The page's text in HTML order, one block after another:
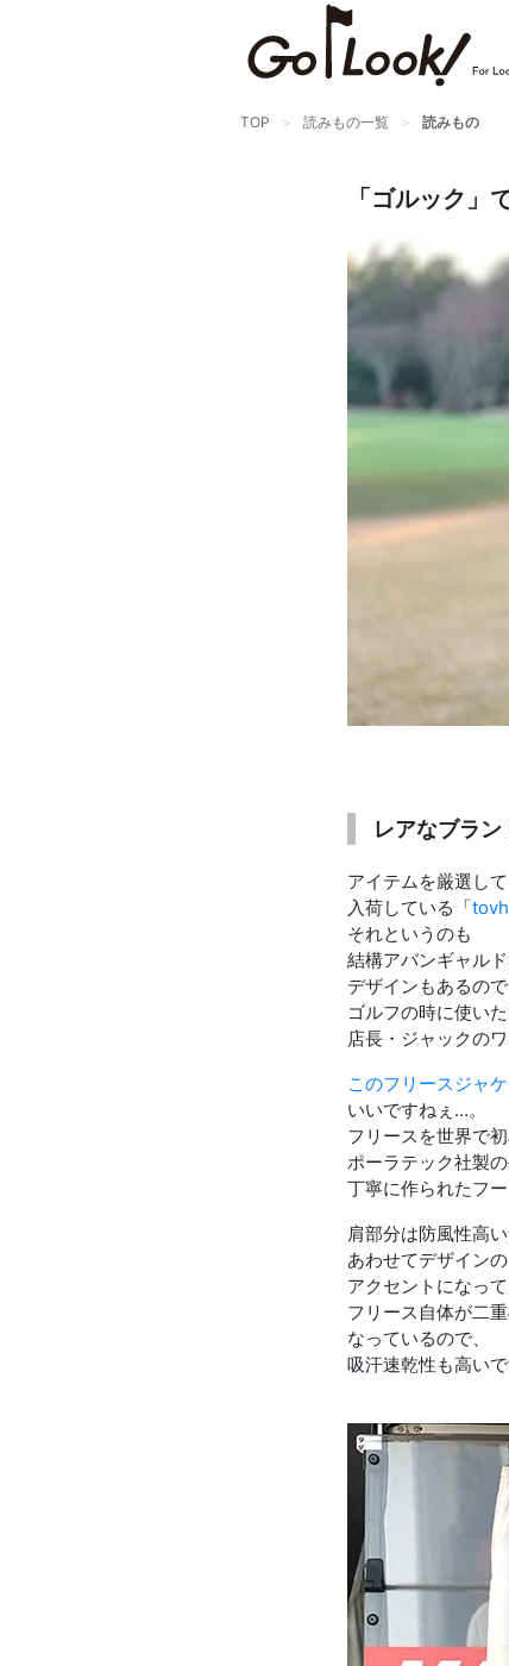
TOP 読みもの一覧 読みもの
「ゴルック」
レアなブラン
アイテムを厳選して
入荷している「
それというのも
結構アバンギャル
デザインもあるので
ゴルフの時に使い
店長・ジャックの
このフリースジャ
いいですねぇ…。
フリースを世界で
ポーラテック社製の
丁寧に作られたフ
肩部分は防風性高
あわせてデザインの
アクセントになって
フリース自体が二
なっているので、
吸汗速乾性も高いで